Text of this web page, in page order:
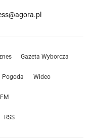
Gazeta Wyborcza
Pogoda Wideo
RSS